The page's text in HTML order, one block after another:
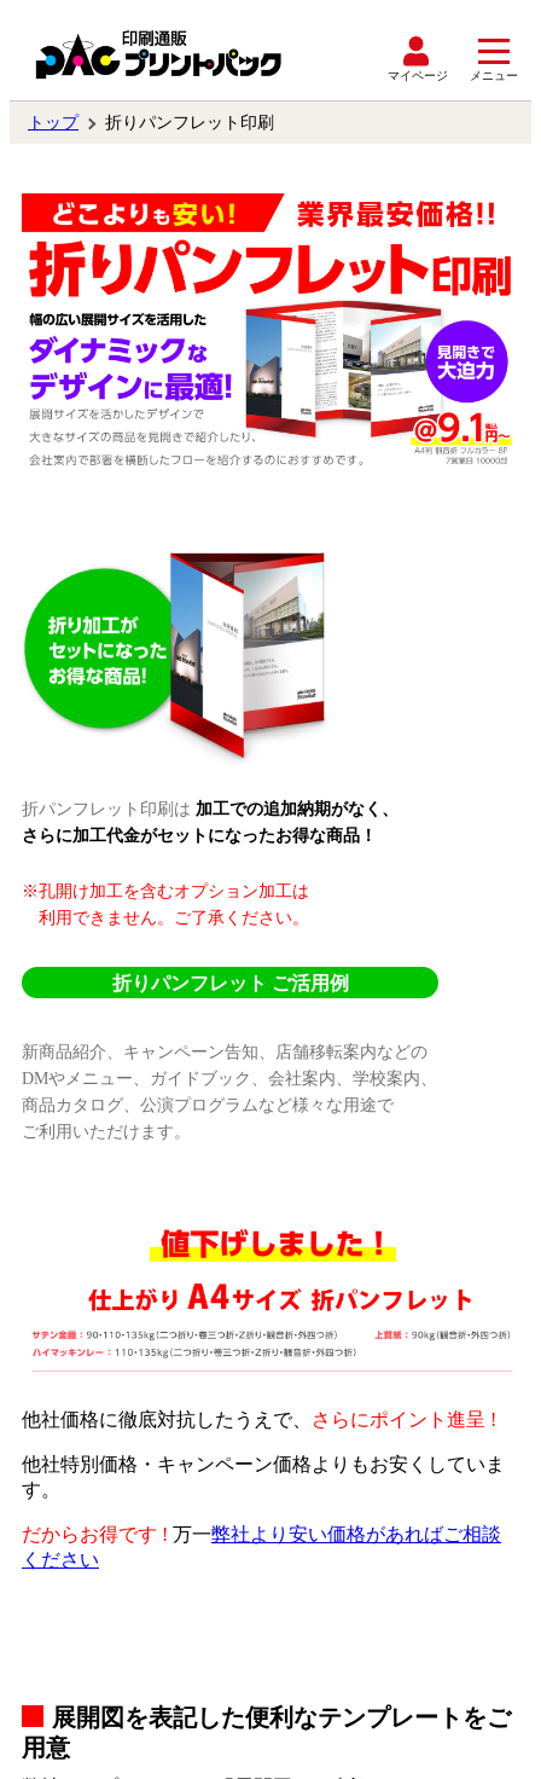
マイページ メニュー
トップ 折りパンフレット印刷
折パンフレット印刷は 加工での追加納期がなく、
さらに加工代金がセットになったお得な商品！
※孔開け加工を含むオプション加工は
利用できません。ご了承ください。
折りパンフレット ご活用例
新商品紹介、キャンペーン告知、店舗移転案内などの
DMやメニュー、ガイドブック、会社案内、学校案内、
商品カタログ、公演プログラムなど様々な用途で
ご利用いただけます。
他社価格に徹底対抗したうえで、 さらにポイント進呈 !
他社特別価格・キャンペーン価格よりもお安くしていま
す。
だからお得です ! 万一弊社より安い価格があればご相談
ください
展開図を表記した便利なテンプレートをご
用意